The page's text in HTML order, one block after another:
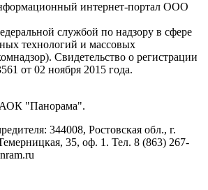
интернет-портал ООО
службой по надзору в сфере
технологий и массовых
Cвидетельство о регистрации
от 02 ноября 2015 года.
"Панорама".
344008, Ростовская обл., г.
35, оф. 1. Тел. 8 (863) 267-